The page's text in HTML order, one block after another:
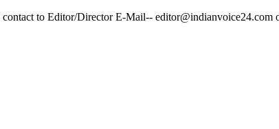
to Editor/Director E-Mail--